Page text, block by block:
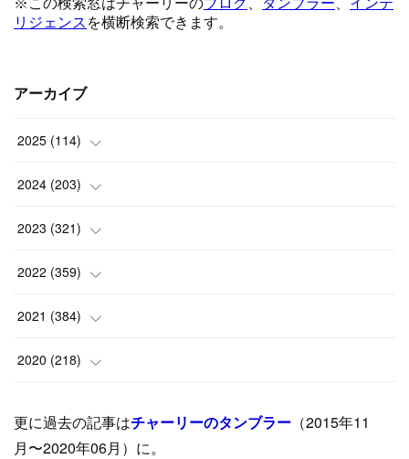
アーカイブ
2025 (114)
(1)
(8)
(6)
(9 )
(15
2024 (203)
(24)
(10)
(18)
(17)
2023 (321)
(25)
(17)
(35)
)
2022 (359)
(42)
(37)
(31)
2021 (384)
(9)
(39)
2020 (218)
(24)
更に過去の記事はチャーリーのタンブラー （2015年11
月〜2020年06月）に。